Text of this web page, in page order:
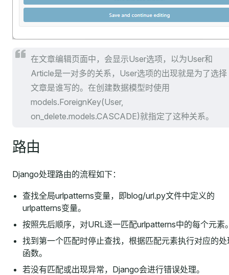
在文章编辑页面中，会显示User选项，以为User和
Article是一对多的关系，User选项的出现就是为了选择
文章是谁写的。在创建数据模型时使用
models.ForeignKey(User,
on_delete.models.CASCADE)就指定了这种关系。
路由
Django处理路由的流程如下：
查找全局urlpatterns变量，即blog/url.py文件中定义的
urlpatterns变量。
按照先后顺序，对URL逐一匹配urlpatterns中的每个元素
找到第一个匹配时停止查找，根据匹配元素执行对应的处
函数。
若没有匹配或出现异常，Django会进行错误处理。